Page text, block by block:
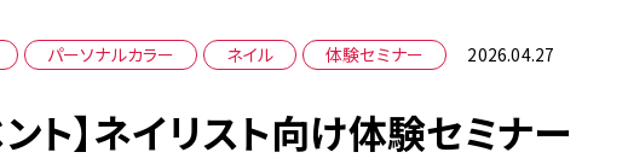
パーソナルカラー ネイル 体験セミナー 2026.04.27
ント】ネイリスト向け体験セミナー